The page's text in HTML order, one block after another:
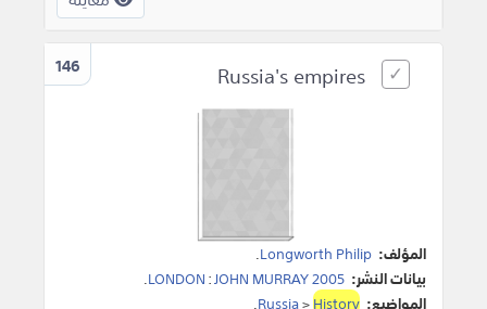
146
المؤلف: Longworth Philip
.
بيانات النشر:
LONDON:JOHN MURRAY 2005
.
المواضيع:
Russia>History
.